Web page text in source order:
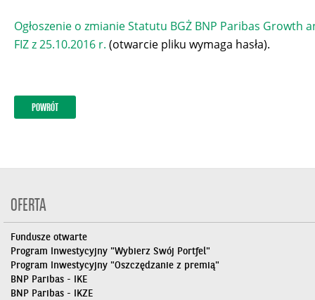
Ogłoszenie o zmianie Statutu BGŻ BNP Paribas Growth
FIZ z 25.10.2016 r. (otwarcie pliku wymaga hasła).
POWRÓT
OFERTA
Fundusze otwarte
Program Inwestycyjny "Wybierz Swój Portfel"
Program Inwestycyjny "Oszczędzanie z premią"
BNP Paribas - IKE
BNP Paribas - IKZE